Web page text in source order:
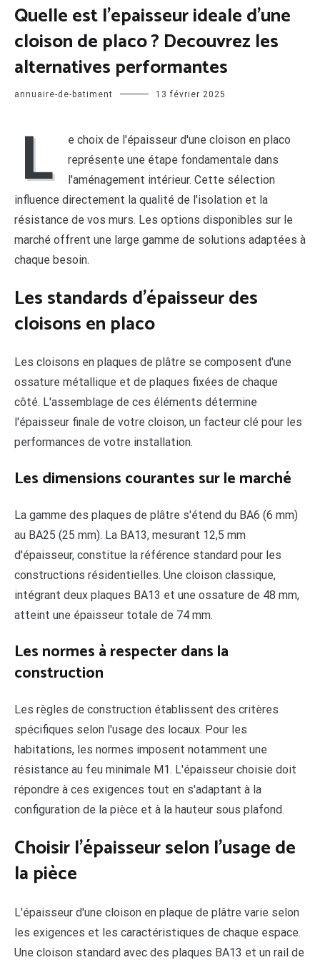
Quelle est l’epaisseur ideale d’une
cloison de placo ? Decouvrez les
alternatives performantes
annuaire-de-batiment 13 février 2025
L
e choix de l'épaisseur d'une cloison en placo
représente une étape fondamentale dans
l'aménagement intérieur. Cette sélection
influence directement la qualité de l'isolation et la
résistance de vos murs. Les options disponibles sur le
marché offrent une large gamme de solutions adaptées à
chaque besoin.
Les standards d'épaisseur des
cloisons en placo
Les cloisons en plaques de plâtre se composent d'une
ossature métallique et de plaques fixées de chaque
côté. L'assemblage de ces éléments détermine
l'épaisseur finale de votre cloison, un facteur clé pour les
performances de votre installation.
Les dimensions courantes sur le marché
La gamme des plaques de plâtre s'étend du BA6 (6 mm)
au BA25 (25 mm). La BA13, mesurant 12,5 mm
d'épaisseur, constitue la référence standard pour les
constructions résidentielles. Une cloison classique,
intégrant deux plaques BA13 et une ossature de 48 mm,
atteint une épaisseur totale de 74 mm.
Les normes à respecter dans la
construction
Les règles de construction établissent des critères
spécifiques selon l'usage des locaux. Pour les
habitations, les normes imposent notamment une
résistance au feu minimale M1. L'épaisseur choisie doit
répondre à ces exigences tout en s'adaptant à la
configuration de la pièce et à la hauteur sous plafond.
Choisir l'épaisseur selon l'usage de
la pièce
L'épaisseur d'une cloison en plaque de plâtre varie selon
les exigences et les caractéristiques de chaque espace.
Une cloison standard avec des plaques BA13 et un rail de